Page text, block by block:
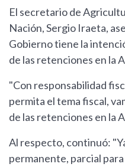
El secretario de
Nación, Sergio Iraeta,
Gobierno tiene la
de las retenciones en la
"Con responsabilidad
permita el tema fiscal,
de las retenciones en la
Al respecto, continuó:
permanente, parcial